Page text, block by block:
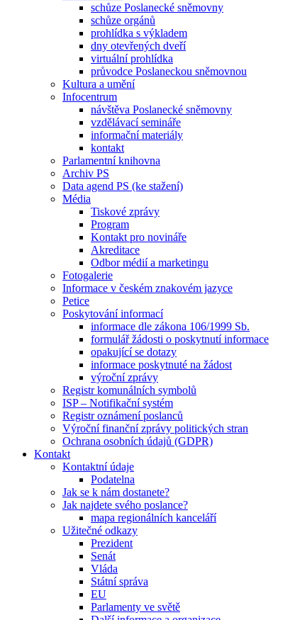
schůze Poslanecké sněmovny
schůze orgánů
prohlídka s výkladem
dny otevřených dveří
virtuální prohlídka
průvodce Poslaneckou sněmovnou
Kultura a umění
Infocentrum
návštěva Poslanecké sněmovny
vzdělávací semináře
informační materiály
kontakt
Parlamentní knihovna
Archiv PS
Data agend PS (ke stažení)
Média
Tiskové zprávy
Program
Kontakt pro novináře
Akreditace
Odbor médií a marketingu
Fotogalerie
Informace v českém znakovém jazyce
Petice
Poskytování informací
informace dle zákona 106/1999 Sb.
formulář žádosti o poskytnutí informace
opakující se dotazy
informace poskytnuté na žádost
výroční zprávy
Registr komunálních symbolů
ISP – Notifikační systém
Registr oznámení poslanců
Výroční finanční zprávy politických stran
Ochrana osobních údajů (GDPR)
Kontakt
Kontaktní údaje
Podatelna
Jak se k nám dostanete?
Jak najdete svého poslance?
mapa regionálních kanceláří
Užitečné odkazy
Prezident
Senát
Vláda
Státní správa
EU
Parlamenty ve světě